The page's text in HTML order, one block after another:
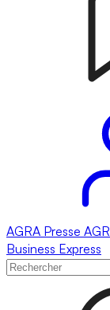
AGRA Presse
Business Express